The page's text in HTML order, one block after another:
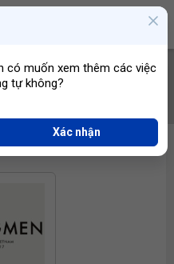
có muốn xem thêm các việc
tự không?
Xác nhận